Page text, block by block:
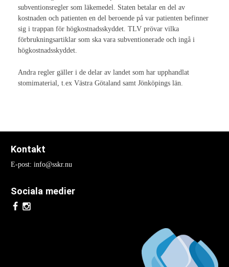
Stipendium
Projekt som är pågång
Nationella Kongresser
Nationell kongress 2017
Nationell kongress 2009
Nationell kongress 2005
subventionsregler som läkemedel. Staten betalar en del av
kostnaden och patienten en del beroende på var patienten befinner
sig i trappan för högkostnadsskyddet. TLV prövar vilka
förbrukningsartiklar som ska vara subventionerade och ingå i
högkostnadsskyddet.
Andra regler gäller i de delar av landet som har upphandlat
stomimaterial, t.ex Västra Götaland samt Jönköpings län.
Kontakt
E-post: info@sskr.nu
Sociala medier